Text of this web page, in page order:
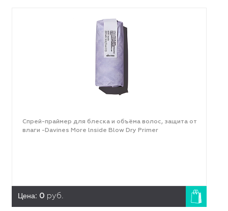
Спрей-праймер для блеска и объёма волос, защита от
влаги -Davines More lnside Blow Dry Primer
Цена: 0 руб.